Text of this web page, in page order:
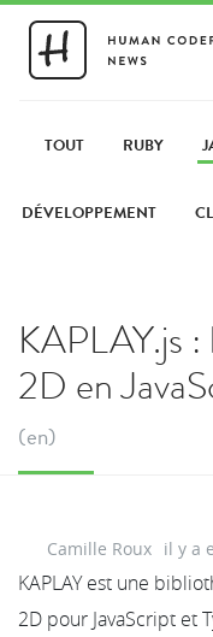
TOUT RUBY
DÉVELOPPEMENT
KAPLAY.js
2D en
(en)
Camille Roux il y a
KAPLAY est une
2D pour JavaScript et